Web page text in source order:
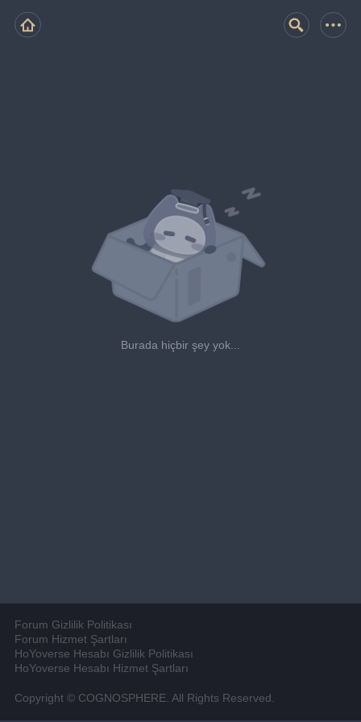
Burada hiçbir şey yok...
Forum Gizlilik Politikası
Forum Hizmet Şartları
HoYoverse Hesabı Gizlilik Politikası
HoYoverse Hesabı Hizmet Şartları
Copyright © COGNOSPHERE. All Rights Reserved.